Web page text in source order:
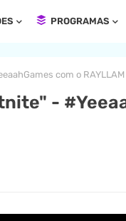
PROGRAMAS
com o RAYLLAM
-